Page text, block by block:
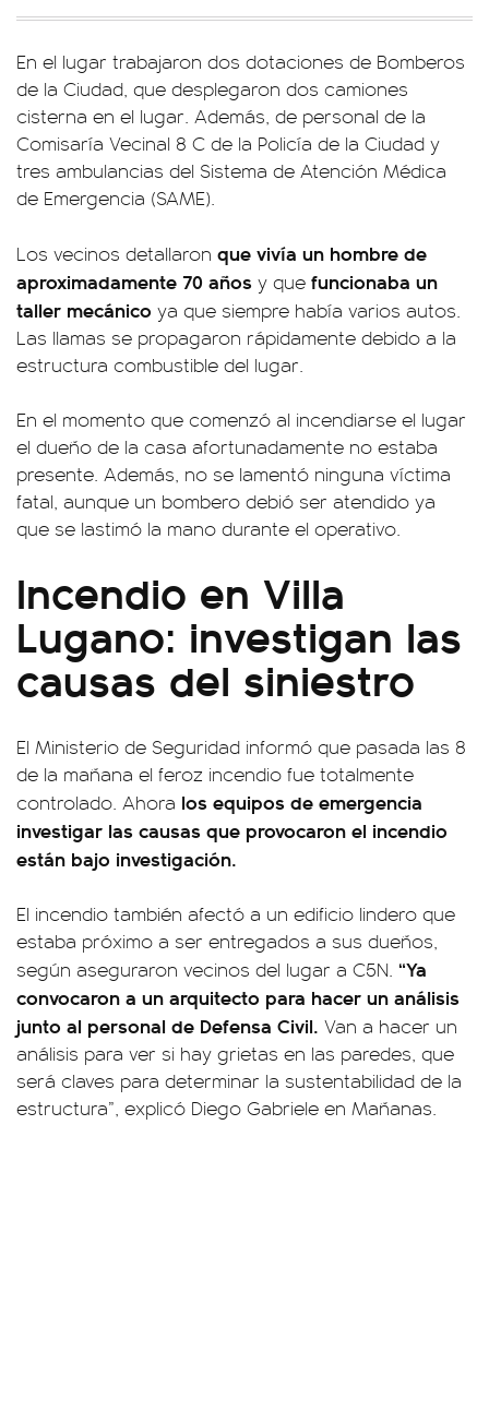
En el lugar trabajaron dos dotaciones de Bomberos
de la Ciudad, que desplegaron dos camiones
cisterna en el lugar. Además, de personal de la
Comisaría Vecinal 8 C de la Policía de la Ciudad y
tres ambulancias del Sistema de Atención Médica
de Emergencia (SAME).
Los vecinos detallaron que vivía un hombre de
aproximadamente 70 años y que funcionaba un
taller mecánico ya que siempre había varios autos.
Las llamas se propagaron rápidamente debido a la
estructura combustible del lugar.
En el momento que comenzó al incendiarse el lugar
el dueño de la casa afortunadamente no estaba
presente. Además, no se lamentó ninguna víctima
fatal, aunque un bombero debió ser atendido ya
que se lastimó la mano durante el operativo.
Incendio en Villa
Lugano: investigan las
causas del siniestro
El Ministerio de Seguridad informó que pasada las 8
de la mañana el feroz incendio fue totalmente
controlado. Ahora los equipos de emergencia
investigar las causas que provocaron el incendio
están bajo investigación.
El incendio también afectó a un edificio lindero que
estaba próximo a ser entregados a sus dueños,
según aseguraron vecinos del lugar a C5N. “Ya
convocaron a un arquitecto para hacer un análisis
junto al personal de Defensa Civil. Van a hacer un
análisis para ver si hay grietas en las paredes, que
será claves para determinar la sustentabilidad de la
estructura”, explicó Diego Gabriele en Mañanas.